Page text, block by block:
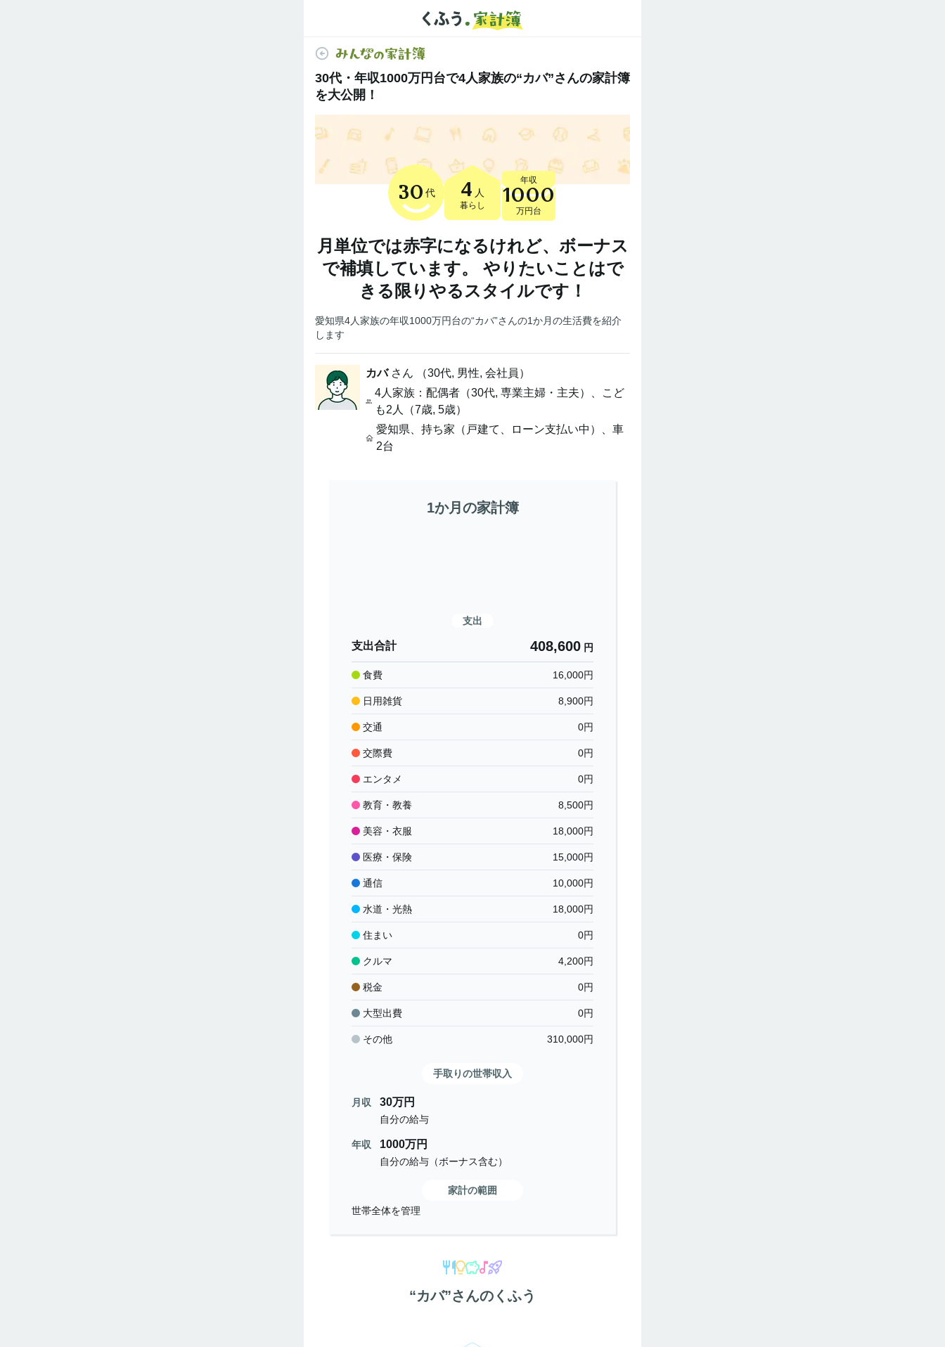
30代・年収1000万円台で4人家族の“カバ”さんの家計簿
を大公開！
30 代 4 人
暮らし
年収
1000
万円台
月単位では赤字になるけれど、ボーナス
で補填しています。 やりたいことはで
きる限りやるスタイルです！
愛知県4人家族の年収1000万円台の“カバ”さんの1か月の生活費を紹介
します
カバ さん （30代, 男性, 会社員 ）
4人家族：配偶者（30代, 専業主婦・主夫）、こど
も2人（7歳, 5歳）
愛知県 、持ち家（戸建て、ローン支払い中） 、車
2台
1か月の家計簿
支出
支出合計 408,600 円
食費 16,000円
日用雑貨 8,900円
交通 0円
交際費 0円
エンタメ 0円
教育・教養 8,500円
美容・衣服 18,000円
医療・保険 15,000円
通信 10,000円
水道・光熱 18,000円
住まい 0円
クルマ 4,200円
税金 0円
大型出費 0円
その他 310,000円
手取りの世帯収入
月収 30万円
自分の給与
年収 1000万円
自分の給与（ボーナス含む）
家計の範囲
世帯全体を管理
“カバ”さんのくふう